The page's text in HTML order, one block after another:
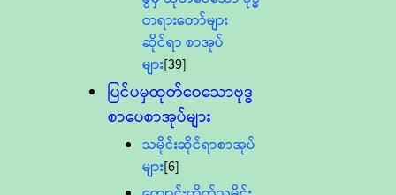
တရားတော်များ
ဆိုင်ရာ စာအုပ်
များ[39]
ပြင်ပမှထုတ်ဝေသောဗုဒ္ဓ
စာပေစာအုပ်များ
သမိုင်းဆိုင်ရာစာအုပ်
များ[6]